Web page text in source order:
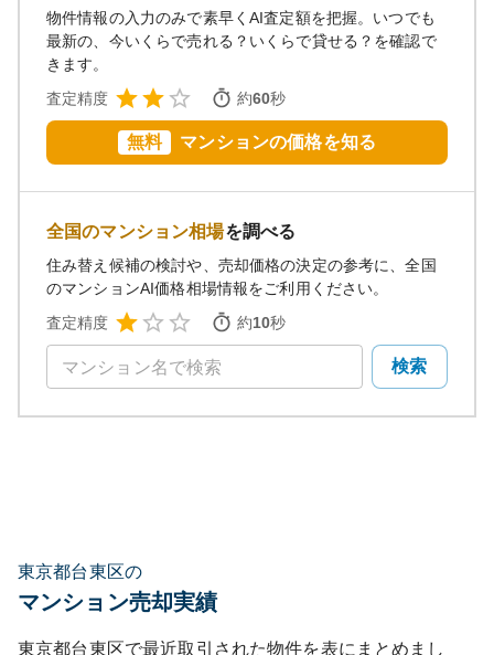
物件情報の入力のみで素早くAI査定額を把握。いつでも
最新の、今いくらで売れる？いくらで貸せる？を確認で
きます。
査定精度
約60秒
無料 マンションの価格を知る
全国のマンション相場を調べる
住み替え候補の検討や、売却価格の決定の参考に、全国
のマンションAI価格相場情報をご利用ください。
査定精度
約10秒
検索
東京都台東区の
マンション売却実績
東京都台東区で最近取引された物件を表にまとめまし